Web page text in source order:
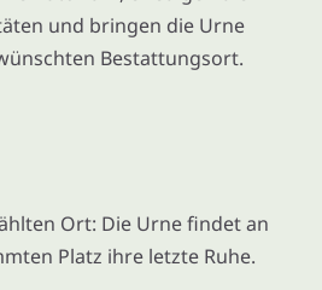
und bringen die Urne
Bestattungsort.
Ort: Die Urne findet an
Platz ihre letzte Ruhe.